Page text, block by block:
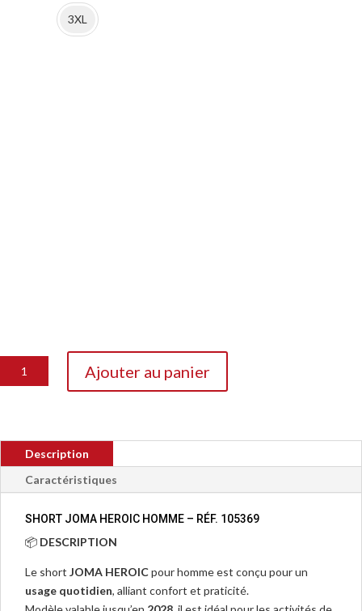
3XL
quantité
de
Joma
Heroic
105369
Ajouter au panier
Description
Caractéristiques
SHORT JOMA HEROIC HOMME – RÉF. 105369
📦 DESCRIPTION
Le short JOMA HEROICpour homme est conçu pour un
usage quotidien, alliant confort et praticité.